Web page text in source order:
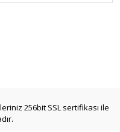
256bit SSL sertifikası ile